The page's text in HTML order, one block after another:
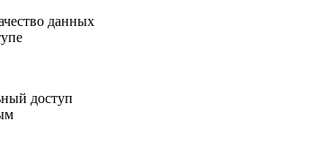
данных
доступ